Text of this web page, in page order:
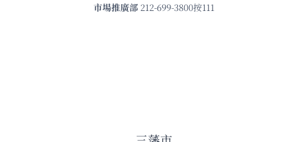
市場推廣部 212-699-3800按111